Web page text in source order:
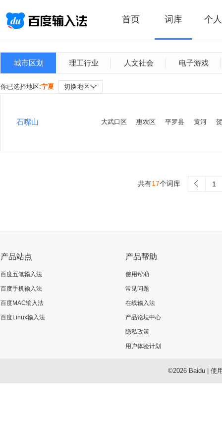
首页 词库 个
城市区划 理工行业 人文社会 电子游戏
你已选择地区:宁夏 切换地区
石嘴山 大武口区 惠农区 平罗县 黄河
共有17个词库 1
产品站点
百度五笔输入法
百度手机输入法
百度MAC输入法
百度Linux输入法
产品帮助
使用帮助
常见问题
在线输入法
产品论坛中心
隐私政策
用户体验计划
©2026 Baidu| 使